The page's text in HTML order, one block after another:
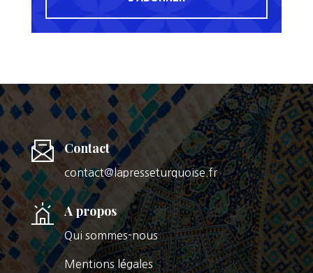
Contact
contact@lapresseturquoise.fr
A propos
Qui sommes-nous
Mentions légales